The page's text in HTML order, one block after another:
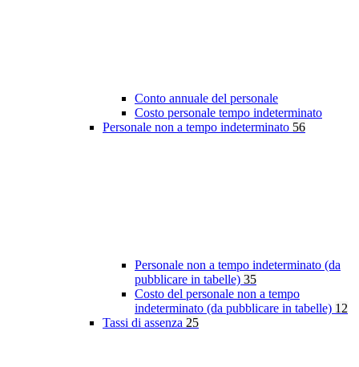
Conto annuale del personale
Costo personale tempo indeterminato
Personale non a tempo indeterminato 56
Personale non a tempo indeterminato (da
pubblicare in tabelle) 35
Costo del personale non a tempo
indeterminato (da pubblicare in tabelle) 12
Tassi di assenza 25